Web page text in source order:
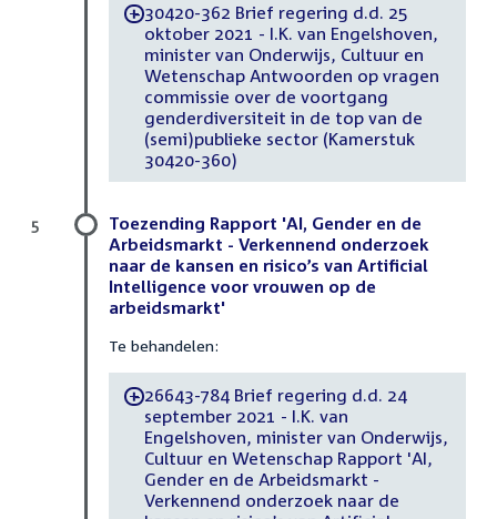
-30420-362 Brief regering d.d. 25
oktober 2021 - I.K. van Engelshoven,
minister van Onderwijs, Cultuur en
Wetenschap Antwoorden op vragen
commissie over de voortgang
genderdiversiteit in de top van de
(semi)publieke sector (Kamerstuk
30420-360)
Toezending Rapport 'AI, Gender en de
Arbeidsmarkt - Verkennend onderzoek
naar de kansen en risico’s van Artificial
Intelligence voor vrouwen op de
arbeidsmarkt'
Te behandelen:
-26643-784 Brief regering d.d. 24
september 2021 - I.K. van
Engelshoven, minister van Onderwijs,
Cultuur en Wetenschap Rapport 'AI,
Gender en de Arbeidsmarkt -
Verkennend onderzoek naar de
5